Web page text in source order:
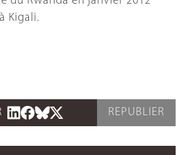
Kigali.
REPUBLIER